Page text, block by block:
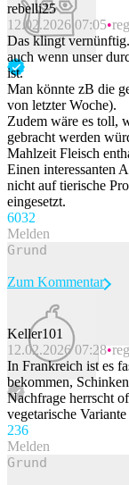
rebelli25
12.02.2026 07:05
Das klingt
auch wenn unser
ist.
Man könnte zB die
von letzter Woche).
Zudem wäre es toll,
gebracht werden
Mahlzeit Fleisch
Einen interessanten
nicht auf tierische
eingesetzt.
6032
Melden
Beitrag melden
Zum Kommentar
Keller101
12.02.2026 07:28
In Frankreich ist es
bekommen,
Nachfrage herrscht
vegetarische
236
Melden